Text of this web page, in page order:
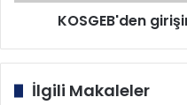
KOSGEB'den
İlgili Makaleler